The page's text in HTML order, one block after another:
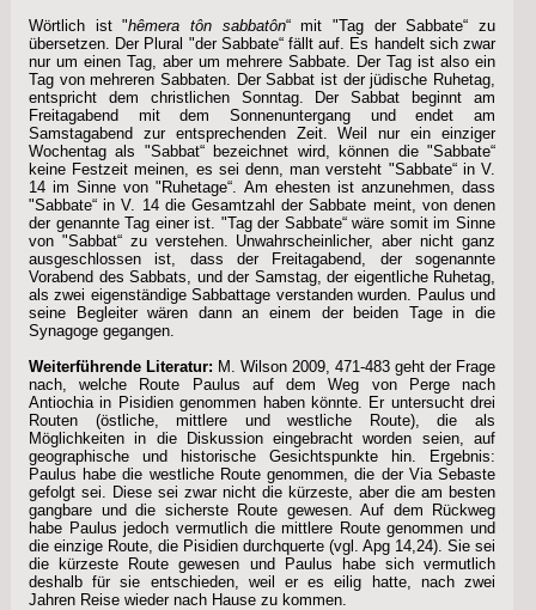
Wörtlich ist "hêmera tôn sabbatôn“ mit "Tag der Sabbate“ zu
übersetzen. Der Plural "der Sabbate“ fällt auf. Es handelt sich zwar
nur um einen Tag, aber um mehrere Sabbate. Der Tag ist also ein
Tag von mehreren Sabbaten. Der Sabbat ist der jüdische Ruhetag,
entspricht dem christlichen Sonntag. Der Sabbat beginnt am
Freitagabend mit dem Sonnenuntergang und endet am
Samstagabend zur entsprechenden Zeit. Weil nur ein einziger
Wochentag als "Sabbat“ bezeichnet wird, können die "Sabbate“
keine Festzeit meinen, es sei denn, man versteht "Sabbate“ in V.
14 im Sinne von "Ruhetage“. Am ehesten ist anzunehmen, dass
"Sabbate“ in V. 14 die Gesamtzahl der Sabbate meint, von denen
der genannte Tag einer ist. "Tag der Sabbate“ wäre somit im Sinne
von "Sabbat“ zu verstehen. Unwahrscheinlicher, aber nicht ganz
ausgeschlossen ist, dass der Freitagabend, der sogenannte
Vorabend des Sabbats, und der Samstag, der eigentliche Ruhetag,
als zwei eigenständige Sabbattage verstanden wurden. Paulus und
seine Begleiter wären dann an einem der beiden Tage in die
Synagoge gegangen.
Weiterführende Literatur: M. Wilson 2009, 471-483 geht der Frage
nach, welche Route Paulus auf dem Weg von Perge nach
Antiochia in Pisidien genommen haben könnte. Er untersucht drei
Routen (östliche, mittlere und westliche Route), die als
Möglichkeiten in die Diskussion eingebracht worden seien, auf
geographische und historische Gesichtspunkte hin. Ergebnis:
Paulus habe die westliche Route genommen, die der Via Sebaste
gefolgt sei. Diese sei zwar nicht die kürzeste, aber die am besten
gangbare und die sicherste Route gewesen. Auf dem Rückweg
habe Paulus jedoch vermutlich die mittlere Route genommen und
die einzige Route, die Pisidien durchquerte (vgl. Apg 14,24). Sie sei
die kürzeste Route gewesen und Paulus habe sich vermutlich
deshalb für sie entschieden, weil er es eilig hatte, nach zwei
Jahren Reise wieder nach Hause zu kommen.